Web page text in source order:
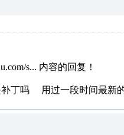
s... 内容的回复！
丁吗 用过一段时间最新